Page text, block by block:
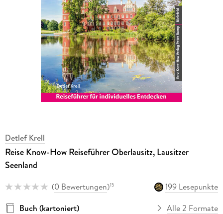
Detlef Krell
Reise Know-How Reiseführer Oberlausitz, Lausitzer
Seenland
(0 Bewertungen)15
199 Lesepunkte
Buch (kartoniert)
Alle 2 Formate